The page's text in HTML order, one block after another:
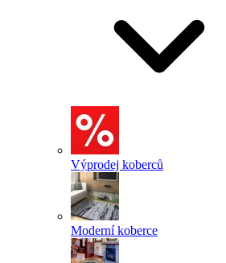
Výprodej koberců
Moderní koberce